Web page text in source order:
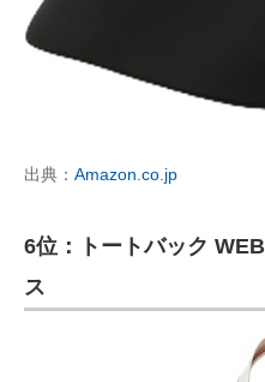
出典： Amazon.co.jp
6位：トートバック
ス